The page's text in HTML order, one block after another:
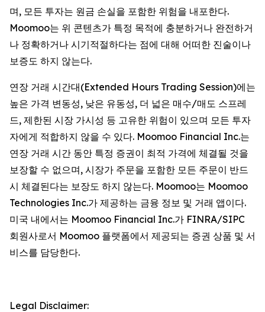
며, 모든 투자는 원금 손실을 포함한 위험을 내포한다.
Moomoo는 위 콘텐츠가 특정 목적에 충분하거나 완전하거
나 정확하거나 시기적절하다는 점에 대해 어떠한 진술이나
보증도 하지 않는다.
연장 거래 시간대(Extended Hours Trading Session)에는
높은 가격 변동성, 낮은 유동성, 더 넓은 매수/매도 스프레
드, 제한된 시장 가시성 등 고유한 위험이 있으며 모든 투자
자에게 적합하지 않을 수 있다. Moomoo Financial Inc.는
연장 거래 시간 동안 특정 증권이 최적 가격에 체결될 것을
보장할 수 없으며, 시장가 주문을 포함한 모든 주문이 반드
시 체결된다는 보장도 하지 않는다. Moomoo는 Moomoo
Technologies Inc.가 제공하는 금융 정보 및 거래 앱이다.
미국 내에서는 Moomoo Financial Inc.가 FINRA/SIPC
회원사로서 Moomoo 플랫폼에서 제공되는 증권 상품 및 서
비스를 담당한다.
Legal Disclaimer: